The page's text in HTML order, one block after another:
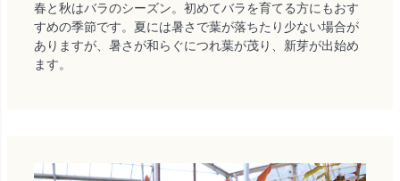
春と秋はバラのシーズン。初めてバラを育てる方にもおす
すめの季節です。夏には暑さで葉が落ちたり少ない場合が
ありますが、暑さが和らぐにつれ葉が茂り、新芽が出始め
ます。